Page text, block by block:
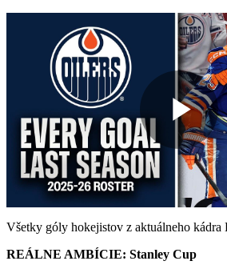
Všetky góly hokejistov z aktuálneho kádra
REÁLNE AMBÍCIE: Stanley Cup